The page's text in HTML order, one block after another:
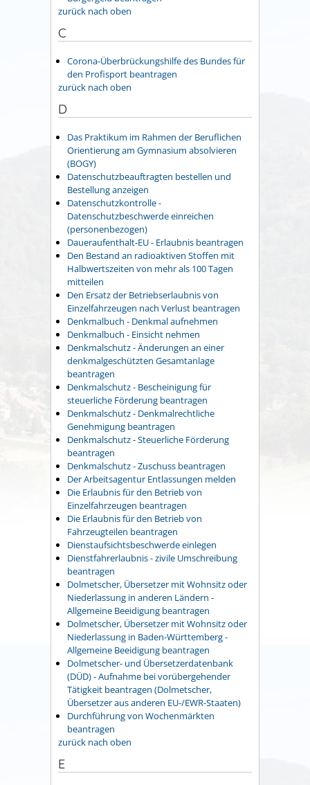
zurück nach oben
C
Corona-Überbrückungshilfe des Bundes für
den Profisport beantragen
zurück nach oben
D
Das Praktikum im Rahmen der Beruflichen
Orientierung am Gymnasium absolvieren
(BOGY)
Datenschutzbeauftragten bestellen und
Bestellung anzeigen
Datenschutzkontrolle -
Datenschutzbeschwerde einreichen
(personenbezogen)
Daueraufenthalt-EU - Erlaubnis beantragen
Den Bestand an radioaktiven Stoffen mit
Halbwertszeiten von mehr als 100 Tagen
mitteilen
Den Ersatz der Betriebserlaubnis von
Einzelfahrzeugen nach Verlust beantragen
Denkmalbuch - Denkmal aufnehmen
Denkmalbuch - Einsicht nehmen
Denkmalschutz - Änderungen an einer
denkmalgeschützten Gesamtanlage
beantragen
Denkmalschutz - Bescheinigung für
steuerliche Förderung beantragen
Denkmalschutz - Denkmalrechtliche
Genehmigung beantragen
Denkmalschutz - Steuerliche Förderung
beantragen
Denkmalschutz - Zuschuss beantragen
Der Arbeitsagentur Entlassungen melden
Die Erlaubnis für den Betrieb von
Einzelfahrzeugen beantragen
Die Erlaubnis für den Betrieb von
Fahrzeugteilen beantragen
Dienstaufsichtsbeschwerde einlegen
Dienstfahrerlaubnis - zivile Umschreibung
beantragen
Dolmetscher, Übersetzer mit Wohnsitz oder
Niederlassung in anderen Ländern -
Allgemeine Beeidigung beantragen
Dolmetscher, Übersetzer mit Wohnsitz oder
Niederlassung in Baden-Württemberg -
Allgemeine Beeidigung beantragen
Dolmetscher- und Übersetzerdatenbank
(DÜD) - Aufnahme bei vorübergehender
Tätigkeit beantragen (Dolmetscher,
Übersetzer aus anderen EU-/EWR-Staaten)
Durchführung von Wochenmärkten
beantragen
zurück nach oben
E